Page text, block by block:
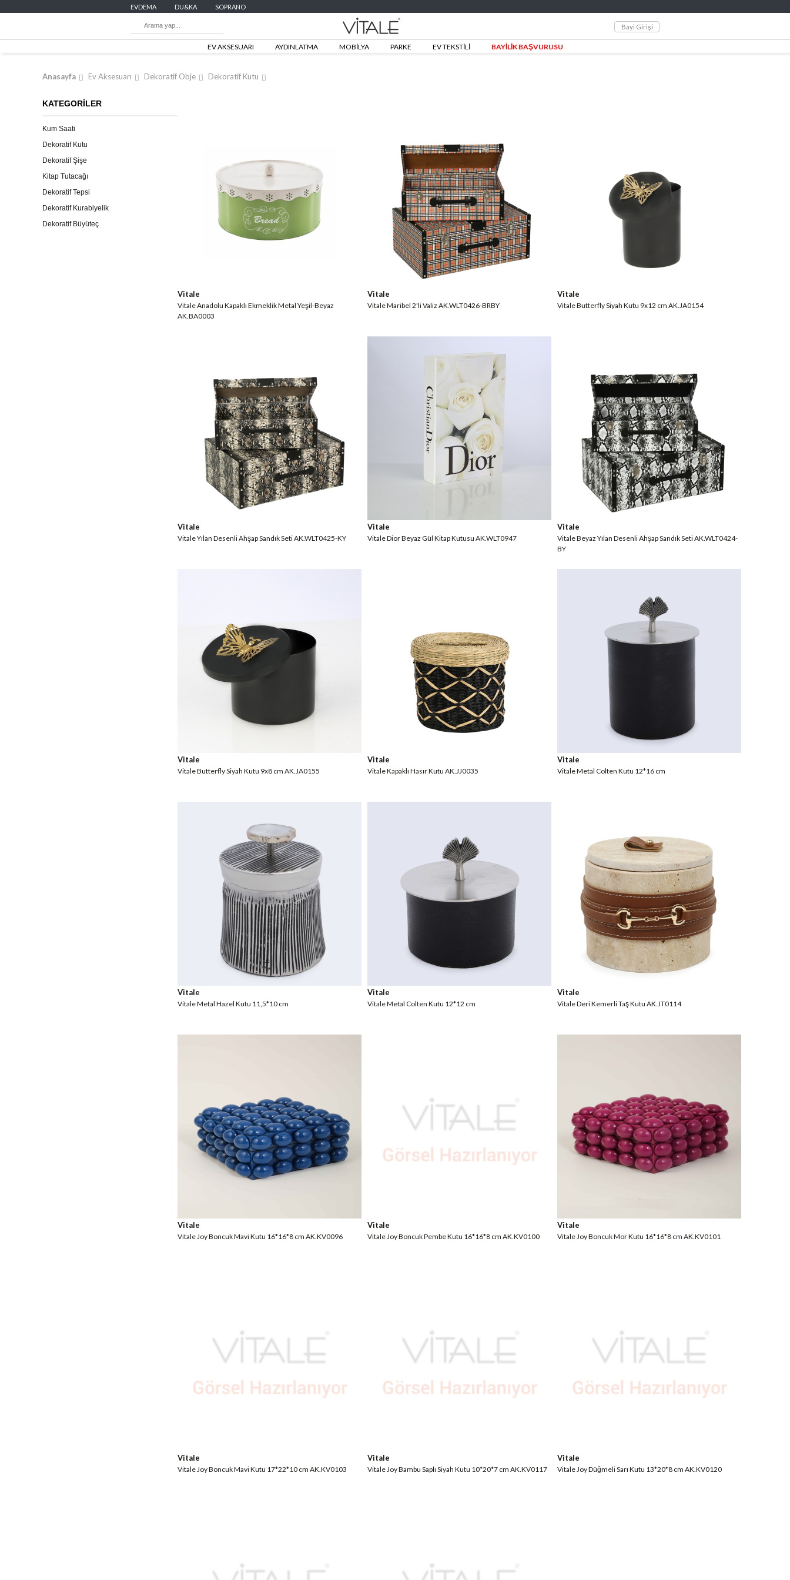
EVDEMA DU&KA SOPRANO
Bayi Girişi
EV AKSESUARI AYDINLATMA MOBİLYA PARKE EV TEKSTİLİ BAYİLİK BAŞVURUSU
Dekoratif Kutu
Dekoratif Obje
Ev Aksesuarı
Anasayfa
KATEGORİLER
Kum Saati
Dekoratif Kutu
Dekoratif Şişe
Kitap Tutacağı
Dekoratif Tepsi
Dekoratif Kurabiyelik
Dekoratif Büyüteç
Vitale
Vitale Anadolu Kapaklı Ekmeklik Metal Yeşil-Beyaz
AK.BA0003
Vitale
Vitale Maribel 2'li Valiz AK.WLT0426-BRBY
Vitale
Vitale Butterfly Siyah Kutu 9x12 cm AK.JA0154
Vitale
Vitale Yılan Desenli Ahşap Sandık Seti AK.WLT0425-KY
Vitale
Vitale Dior Beyaz Gül Kitap Kutusu AK.WLT0947
Vitale
Vitale Beyaz Yılan Desenli Ahşap Sandık Seti AK.WLT0424-
BY
Vitale
Vitale Butterfly Siyah Kutu 9x8 cm AK.JA0155
Vitale
Vitale Kapaklı Hasır Kutu AK.JJ0035
Vitale
Vitale Metal Colten Kutu 12*16 cm
Vitale
Vitale Metal Hazel Kutu 11,5*10 cm
Vitale
Vitale Metal Colten Kutu 12*12 cm
Vitale
Vitale Deri Kemerli Taş Kutu AK.JT0114
Vitale
Vitale Joy Boncuk Mavi Kutu 16*16*8 cm AK.KV0096
Vitale
Vitale Joy Boncuk Pembe Kutu 16*16*8 cm AK.KV0100
Vitale
Vitale Joy Boncuk Mor Kutu 16*16*8 cm AK.KV0101
Vitale
Vitale Joy Boncuk Mavi Kutu 17*22*10 cm AK.KV0103
Vitale
Vitale Joy Bambu Saplı Siyah Kutu 10*20*7 cm AK.KV0117
Vitale
Vitale Joy Düğmeli Sarı Kutu 13*20*8 cm AK.KV0120